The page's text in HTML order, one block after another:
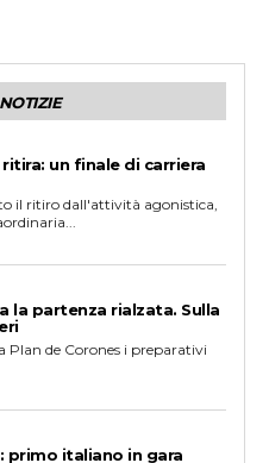
ritira: un finale di carriera
il ritiro dall'attività agonistica,
la partenza rialzata. Sulla
Plan de Corones i preparativi
primo italiano in gara